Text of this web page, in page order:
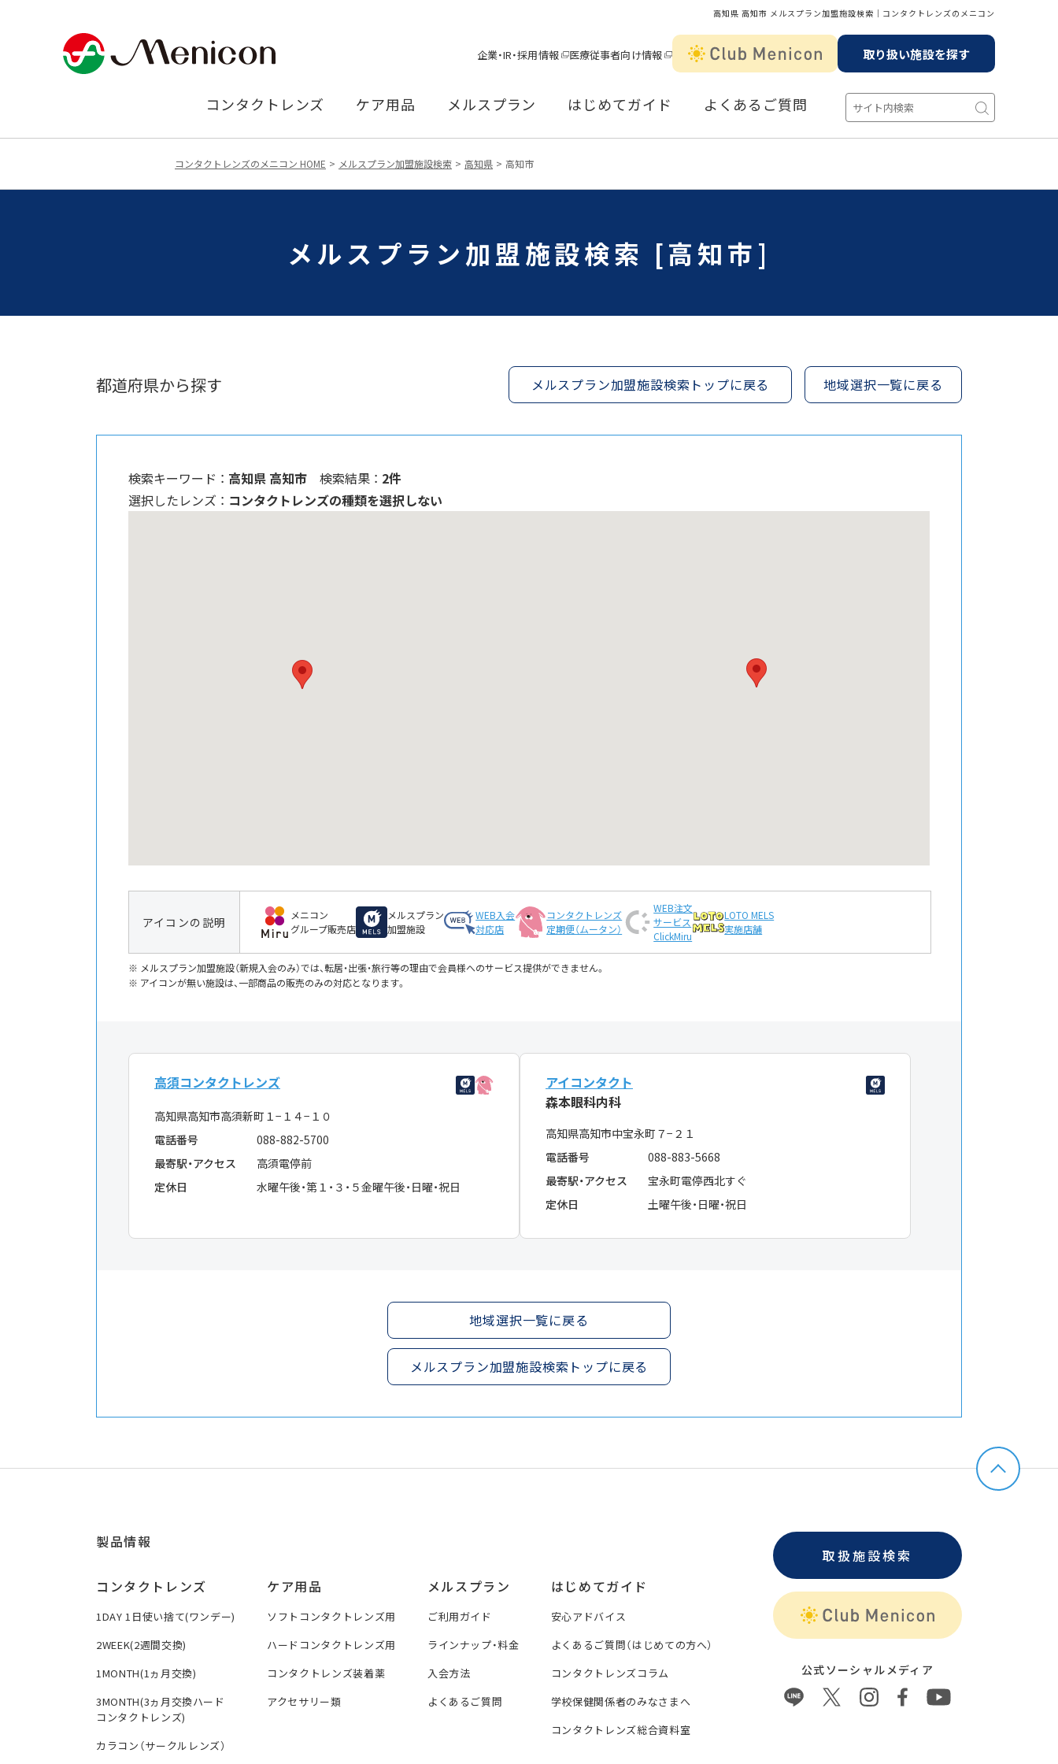
高知県 高知市 メルスプラン加盟施設検索│コンタクトレンズのメニコン
企業・IR・採用情報 医療従事者向け情報 取り扱い施設を探す
コンタクトレンズ ケア用品 メルスプラン はじめてガイド よくあるご質問
コンタクトレンズのメニコン HOME メルスプラン加盟施設検索 高知県 高知市
メルスプラン加盟施設検索 [高知市]
都道府県から探す メルスプラン加盟施設検索トップに戻る 地域選択一覧に戻る
検索キーワード ： 高知県 高知市 検索結果 ： 2件
選択したレンズ ： コンタクトレンズの種類を選択しない
アイコンの説明
メニコン
グループ販売店
メルスプラン
加盟施設
WEB入会
対応店
コンタクトレンズ
定期便（ムータン）
WEB注文
サービス
ClickMiru
LOTO MELS
実施店舗
メルスプラン加盟施設（新規入会のみ）では、転居・出張・旅行等の理由で会員様へのサービス提供ができません。
アイコンが無い施設は、一部商品の販売のみの対応となります。
高須コンタクトレンズ
高知県高知市高須新町１−１４−１０
電話番号
088-882-5700
最寄駅・アクセス
高須電停前
定休日
水曜午後・第１・３・５金曜午後・日曜・祝日
アイコンタクト
森本眼科内科
高知県高知市中宝永町７−２１
電話番号
088-883-5668
最寄駅・アクセス
宝永町電停西北すぐ
定休日
土曜午後・日曜・祝日
地域選択一覧に戻る
メルスプラン加盟施設検索トップに戻る
製品情報
コンタクトレンズ
1DAY 1日使い捨て(ワンデー)
2WEEK(2週間交換)
1MONTH(1ヵ月交換)
3MONTH(3ヵ月交換ハード
コンタクトレンズ)
カラコン（サークルレンズ）
ケア用品
ソフトコンタクトレンズ用
ハードコンタクトレンズ用
コンタクトレンズ装着薬
アクセサリー類
メルスプラン
ご利用ガイド
ラインナップ・料金
入会方法
よくあるご質問
はじめてガイド
安心アドバイス
よくあるご質問（はじめての方へ）
コンタクトレンズコラム
学校保健関係者のみなさまへ
コンタクトレンズ総合資料室
取扱施設検索
公式ソーシャルメディア